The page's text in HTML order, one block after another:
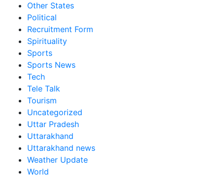
Other States
Political
Recruitment Form
Spirituality
Sports
Sports News
Tech
Tele Talk
Tourism
Uncategorized
Uttar Pradesh
Uttarakhand
Uttarakhand news
Weather Update
World